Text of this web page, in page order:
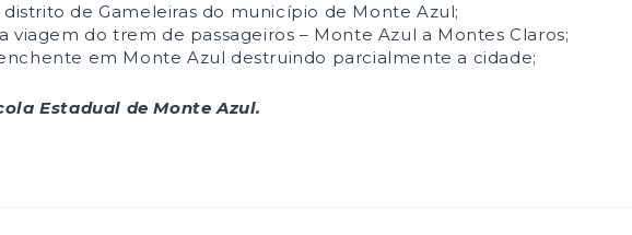
de Gameleiras do município de Monte Azul;
viagem do trem de passageiros – Monte Azul a Montes Claros;
enchente em Monte Azul destruindo parcialmente a cidade;
Estadual de Monte Azul.